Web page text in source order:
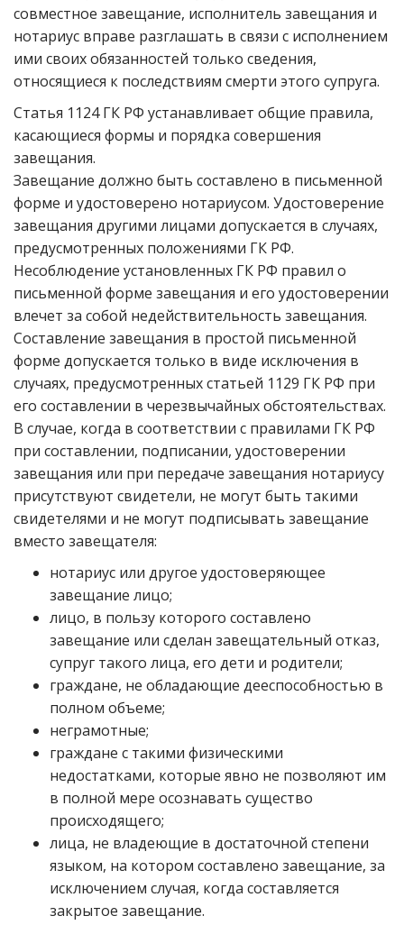
совместное завещание, исполнитель завещания и
нотариус вправе разглашать в связи с исполнением
ими своих обязанностей только сведения,
относящиеся к последствиям смерти этого супруга.
Статья 1124 ГК РФ устанавливает общие правила,
касающиеся формы и порядка совершения
завещания.
Завещание должно быть составлено в письменной
форме и удостоверено нотариусом. Удостоверение
завещания другими лицами допускается в случаях,
предусмотренных положениями ГК РФ.
Несоблюдение установленных ГК РФ правил о
письменной форме завещания и его удостоверении
влечет за собой недействительность завещания.
Составление завещания в простой письменной
форме допускается только в виде исключения в
случаях, предусмотренных статьей 1129 ГК РФ при
его составлении в черезвычайных обстоятельствах.
В случае, когда в соответствии с правилами ГК РФ
при составлении, подписании, удостоверении
завещания или при передаче завещания нотариусу
присутствуют свидетели, не могут быть такими
свидетелями и не могут подписывать завещание
вместо завещателя:
нотариус или другое удостоверяющее
завещание лицо;
лицо, в пользу которого составлено
завещание или сделан завещательный отказ,
супруг такого лица, его дети и родители;
граждане, не обладающие дееспособностью в
полном объеме;
неграмотные;
граждане с такими физическими
недостатками, которые явно не позволяют им
в полной мере осознавать существо
происходящего;
лица, не владеющие в достаточной степени
языком, на котором составлено завещание, за
исключением случая, когда составляется
закрытое завещание.